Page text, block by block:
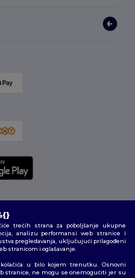
trećih strana za poboljšanje ukupne
analizu performansi web stranice i
pregledavanja, uključujući prilagođeni
stranicom i oglašavanje.
u bilo kojem trenutku. Osnovni
stranice, ne mogu se onemogućiti jer su